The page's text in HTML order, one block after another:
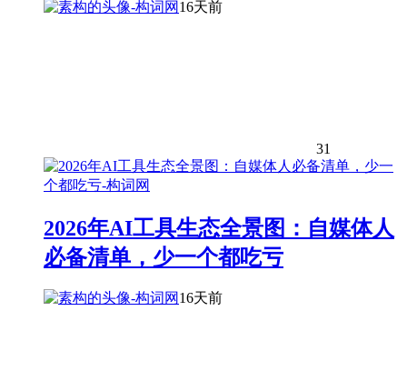
16天前
31
2026年AI工具生态全景图：自媒体人
必备清单，少一个都吃亏
16天前